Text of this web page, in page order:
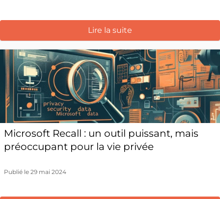
Lire la suite
Microsoft Recall : un outil puissant, mais
préoccupant pour la vie privée
Publié le 29 mai 2024